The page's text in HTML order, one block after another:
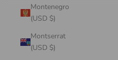
Montenegro
(USD $)
Montserrat
(USD $)